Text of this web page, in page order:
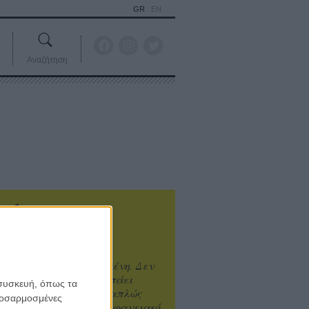
όπως τα
GR EN
Αναζήτηση
είναι υπερτιμημένη. Δεν
καλύτερο, δεν σε πάει
η επιτυχία. Είναι απλώς